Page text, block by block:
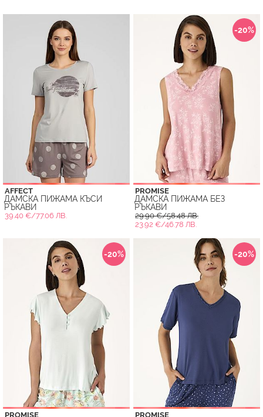
AFFECT
ДАМСКА ПИЖАМА КЪСИ
РЪКАВИ
39.40 €/77.06 ЛВ.
-20%
PROMISE
ДАМСКА ПИЖАМА БЕЗ
РЪКАВИ
29.90 €/58.48 ЛВ.
23.92 €/46.78 ЛВ.
-20%
PROMISE
-20%
PROMISE